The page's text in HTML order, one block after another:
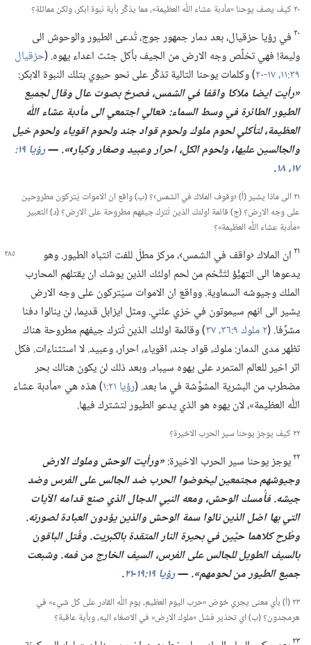
٢٠ كيف يصف يوحنا «مأدبة عشاء اللّٰه العظيمة»،‏ مما يذكِّر بأية نبوة ابكر،‏ ولكن مماثلة؟‏
٢٠ في رؤيا حزقيال،‏ بعد دمار جمهور جوج،‏ تُدعى الطيور والوحوش الى
وليمة!‏ فهي تخلِّص وجه الارض من الجيف بأكل جثث اعداء يهوه.‏ (‏حزقيال
٣٩:‏​١١،‏
‏)‏ وكلمات يوحنا التالية تذكِّر على نحو حيوي بتلك النبوة الابكر:‏
‏«رأيت ايضا ملاكا واقفا فيالشمس،‏ فصرخ بصوت عال وقال لجميع
الطيور الطائرةفيوسط السماء:‏ ‹تعالي اجتمعي الى مأدبة عشاء اللّٰه
العظيمة،‏ لتأكلي لحوم ملوك ولحوم قواد جند ولحوم اقوياء ولحوم خيل
والجالسين عليها،‏ ولحوم الكل،‏ احرار وعبيد وصغار وكبار›».‏ —‏
١٧،‏ ١٨
‏.‏
٢١ الى ماذا يشير (‏أ)‏ ‹وقوف الملاك في الشمس›؟‏ (‏ب)‏ واقع ان الاموات يُتركون مطروحين
على وجه الارض؟‏ (‏ج)‏ قائمة اولئك الذين تُترك جيفهم مطروحة على الارض؟‏ (‏د)‏ التعبير
«مأدبة عشاء اللّٰه العظيمة»؟‏
٢١ ان الملاك ‹واقف في الشمس›،‏ مركز مطلّ للفت انتباه الطيور.‏ وهو
يدعوها الى التهيُّؤ لتَتَّخم من لحم اولئك الذين يوشك ان يقتلهم المحارب
الملك وجيوشه السماوية.‏ وواقع ان الاموات سيُتركون على وجه الارض
يشير الى انهم سيموتون في خزي علني.‏ ومثل ايزابل قديما،‏ لن ينالوا دفنا
مشرِّفا.‏ (‏٢ ملوك ٩:‏​٣٦،‏ ٣٧
‏)‏ وقائمة اولئك الذين تُترك جيفهم مطروحة هناك
تظهر مدى الدمار:‏ ملوك،‏ قواد جند،‏ اقوياء،‏ احرار،‏ وعبيد.‏ لا استثناءات.‏ فكل
اثر اخير للعالم المتمرد على يهوه سيباد.‏ وبعد ذلك لن يكون هنالك بحر
مضطرب من البشرية المشوَّشة في ما بعد.‏ (‏رؤيا ٢١:‏١
‏)‏ هذه هي «مأدبة عشاء
اللّٰه العظيمة»،‏ لان يهوه هو الذي يدعو الطيور لتشترك فيها.‏
٢٢ كيف يوجز يوحنا سير الحرب الاخيرة؟‏
٢٢يوجز يوحنا سير الحرب الاخيرة:‏‏«ورأيت الوحش وملوك الارض
وجيوشهم مجتمعين ليخوضوا الحرب ضد الجالس على الفرس وضد
جيشه.‏فأُمسك الوحش،‏ ومعه النبي الدجال الذي صنع قدامه الآيات
التي بها اضل الذين نالوا سمة الوحش والذين يؤدون العبادة لصورته.‏
وطُرح كلاهما حيَّينفيبحيرة النار المتقدة بالكبريت.‏وقُتل الباقون
بالسيف الطويل للجالس على الفرس،‏ السيف الخارج من فمه.‏ وشبعت
جميع الطيور من لحومهم».‏ —‏رؤيا ١٩:‏​١٩ ‏-‏٢١‏.‏
٢٣ (‏أ)‏ بأي معنى يجري خوض «حرب اليوم العظيم،‏ يوم اللّٰه القادر على كل شيء» في
هرمجدون؟‏ (‏ب)‏ اي تحذير فشل «ملوك الارض» في الاصغاء اليه،‏ وبأية عاقبة؟‏
٢٣